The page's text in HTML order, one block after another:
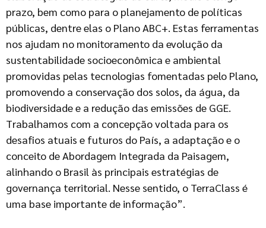
prazo, bem como para o planejamento de políticas
públicas, dentre elas o Plano ABC+. Estas ferramentas
nos ajudam no monitoramento da evolução da
sustentabilidade socioeconômica e ambiental
promovidas pelas tecnologias fomentadas pelo Plano,
promovendo a conservação dos solos, da água, da
biodiversidade e a redução das emissões de GGE.
Trabalhamos com a concepção voltada para os
desafios atuais e futuros do País, a adaptação e o
conceito de Abordagem Integrada da Paisagem,
alinhando o Brasil às principais estratégias de
governança territorial. Nesse sentido, o TerraClass é
uma base importante de informação”.